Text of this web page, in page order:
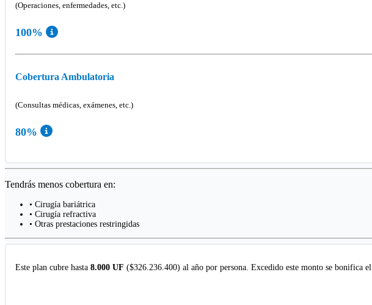
(Operaciones, enfermedades, etc.)
100%
Cobertura Ambulatoria
(Consultas médicas, exámenes, etc.)
80%
Tendrás menos cobertura en:
• Cirugía bariátrica
• Cirugía refractiva
• Otras prestaciones restringidas
Este plan cubre hasta 8.000 UF ($326.236.400) al año por persona. Excedido este monto se bonifica el